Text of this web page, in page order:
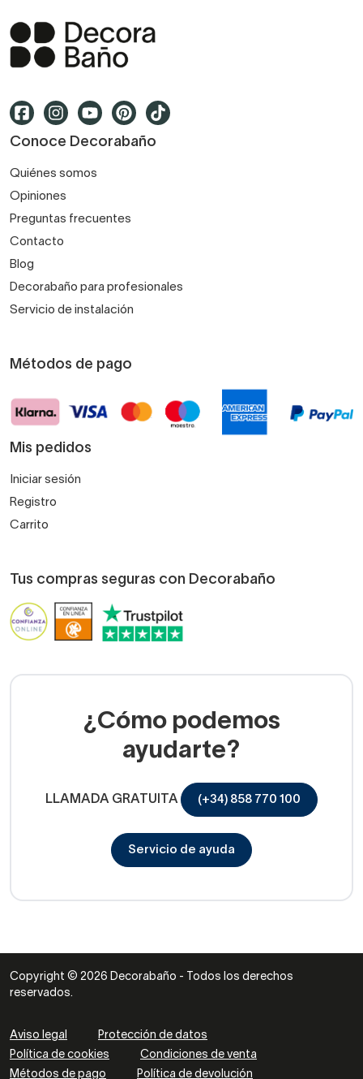
Conoce Decorabaño
Quiénes somos
Opiniones
Preguntas frecuentes
Contacto
Blog
Decorabaño para profesionales
Servicio de instalación
Métodos de pago
Mis pedidos
Iniciar sesión
Registro
Carrito
Tus compras seguras con Decorabaño
¿Cómo podemos
ayudarte?
LLAMADA GRATUITA (+34) 858 770 100
Servicio de ayuda
Copyright © 2026 Decorabaño - Todos los derechos
reservados.
Aviso legal
Protección de datos
Política de cookies
Condiciones de venta
Métodos de pago
Política de devolución